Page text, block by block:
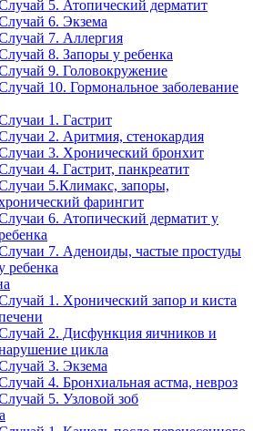
5. Атопический дерматит
6. Экзема
7. Аллергия
8. Запоры у ребенка
9. Головокружение
10. Гормональное заболевание
1. Гастрит
2. Аритмия, стенокардия
3. Хронический бронхит
4. Гастрит, панкреатит
5.Климакс, запоры,
фарингит
6. Атопический дерматит у
7. Аденоиды, частые простуды
ребенка
1. Хронический запор и киста
2. Дисфункция яичников и
цикла
3. Экзема
4. Бронхиальная астма, невроз
5. Узловой зоб